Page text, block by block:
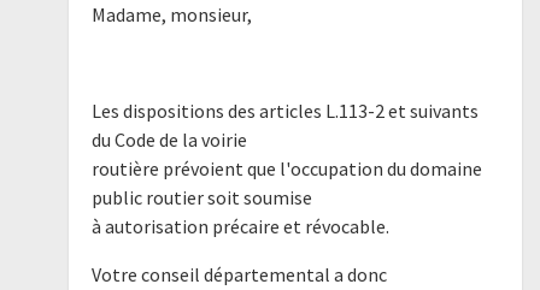
Madame, monsieur,
Les dispositions des articles L.113-2 et suivants
du Code de la voirie
routière prévoient que l'occupation du domaine
public routier soit soumise
à autorisation précaire et révocable.
Votre conseil départemental a donc